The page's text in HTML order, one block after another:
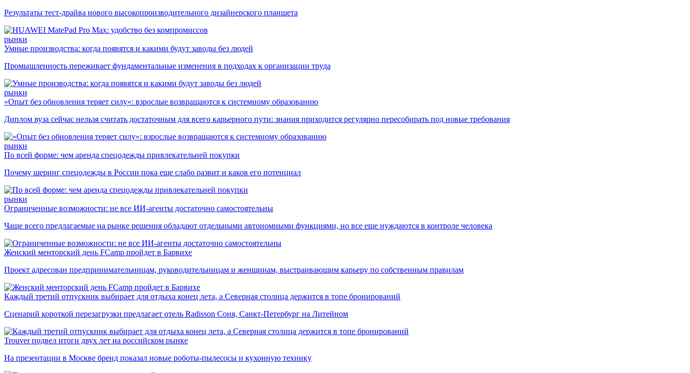
Результаты тест-драйва нового высокопроизводительного дизайнерского планшета
рынки
Умные производства: когда появятся и какими будут заводы без людей
Промышленность переживает фундаментальные изменения в подходах к организации труда
рынки
«Опыт без обновления теряет силу»: взрослые возвращаются к системному образованию
Диплом вуза сейчас нельзя считать достаточным для всего карьерного пути: знания приходится регулярно пересобирать под новые требования
рынки
По всей форме: чем аренда спецодежды привлекательней покупки
Почему шеринг спецодежды в России пока еще слабо развит и каков его потенциал
рынки
Ограниченные возможности: не все ИИ-агенты достаточно самостоятельны
Чаще всего предлагаемые на рынке решения обладают отдельными автономными функциями, но все еще нуждаются в контроле человека
Женский менторский день FCamp пройдет в Барвихе
Проект адресован предпринимательницам, руководительницам и женщинам, выстраивающим карьеру по собственным правилам
Каждый третий отпускник выбирает для отдыха конец лета, а Северная столица держится в топе бронирований
Сценарий короткой перезагрузки предлагает отель Radisson Соня, Санкт-Петербург на Литейном
Trouver подвел итоги двух лет на российском рынке
На презентации в Москве бренд показал новые роботы-пылесосы и кухонную технику